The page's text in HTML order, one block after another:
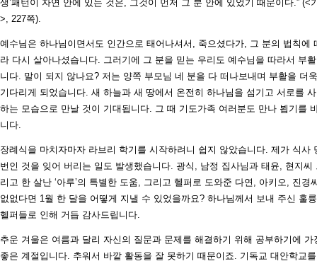
생’패턴이 자연 안에 있는 것은, 그것이 먼저 그 분 안에 있었기 때문이다.” (<
>, 227쪽).
예수님은 하나님이면서도 인간으로 태어나셔서, 죽으셨다가, 그 분의 법칙에
라 다시 살아나셨습니다. 그러기에 그 분을 믿는 우리도 예수님을 따라서 부
니다. 말이 되지 않나요? 저는 양쪽 부모님 네 분을 다 떠나보내며 부활을 더욱
기다리게 되었습니다. 새 하늘과 새 땅에서 온전히 하나님을 섬기고 서로를
하는 모습으로 만날 것이 기대됩니다. 그 때 기도가족 여러분도 만나 뵙기를
니다.
장례식을 마치자마자 라브리 학기를 시작하려니 쉽지 않았습니다. 제가 식사
번인 것을 잊어 버리는 일도 발생했습니다. 광식, 남정 집사님과 태윤, 현지씨
리고 한 살난 ‘아루’의 특별한 도움, 그리고 헬퍼로 도와준 다연, 아키오, 진경
없없다면 1월 한 달을 어떻게 지낼 수 있었을까요? 하나님께서 보내 주신 훌
헬퍼들로 인해 거듭 감사드립니다.
추운 겨울은 여름과 달리 자신의 질문과 문제를 해결하기 위해 공부하기에 가
좋은 계절입니다. 추워서 바깥 활동을 잘 못하기 때문이죠. 기독교 대안학교